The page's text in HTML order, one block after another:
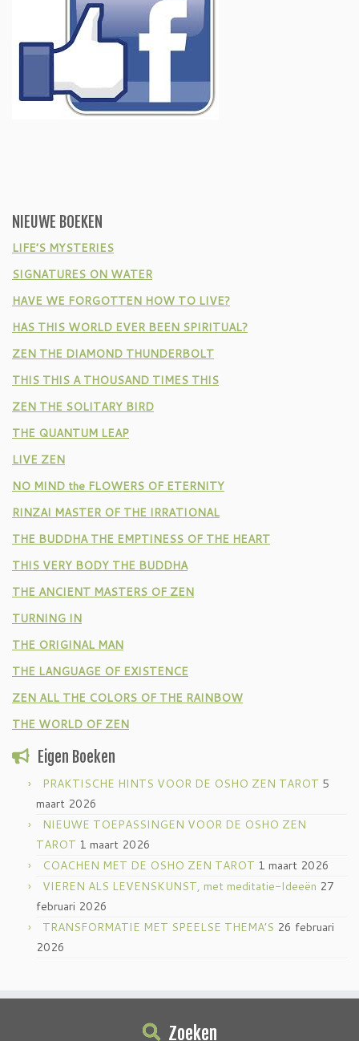
NIEUWE BOEKEN
LIFE’S MYSTERIES
SIGNATURES ON WATER
HAVE WE FORGOTTEN HOW TO LIVE?
HAS THIS WORLD EVER BEEN SPIRITUAL?
ZEN THE DIAMOND THUNDERBOLT
THIS THIS A THOUSAND TIMES THIS
ZEN THE SOLITARY BIRD
THE QUANTUM LEAP
LIVE ZEN
NO MIND the FLOWERS OF ETERNITY
RINZAI MASTER OF THE IRRATIONAL
THE BUDDHA THE EMPTINESS OF THE HEART
THIS VERY BODY THE BUDDHA
THE ANCIENT MASTERS OF ZEN
TURNING IN
THE ORIGINAL MAN
THE LANGUAGE OF EXISTENCE
ZEN ALL THE COLORS OF THE RAINBOW
THE WORLD OF ZEN
Eigen Boeken
PRAKTISCHE HINTS VOOR DE OSHO ZEN TAROT 5
maart 2026
NIEUWE TOEPASSINGEN VOOR DE OSHO ZEN
TAROT 1 maart 2026
COACHEN MET DE OSHO ZEN TAROT 1 maart 2026
VIEREN ALS LEVENSKUNST, met meditatie-Ideeën 27
februari 2026
TRANSFORMATIE MET SPEELSE THEMA’S 26 februari
2026
Zoeken